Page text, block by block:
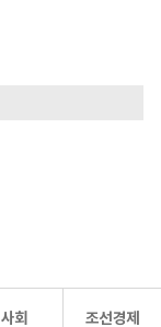
사회 조선경제